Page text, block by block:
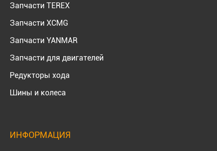
Запчасти TEREX
Запчасти XCMG
Запчасти YANMAR
Запчасти для двигателей
Редукторы хода
Шины и колеса
ИНФОРМАЦИЯ